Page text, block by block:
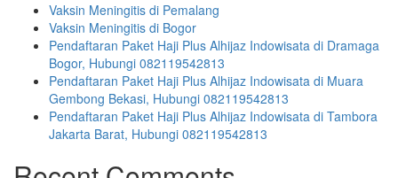
Vaksin Meningitis di Pemalang
Vaksin Meningitis di Bogor
Pendaftaran Paket Haji Plus Alhijaz Indowisata di Dramaga
Bogor, Hubungi 082119542813
Pendaftaran Paket Haji Plus Alhijaz Indowisata di Muara
Gembong Bekasi, Hubungi 082119542813
Pendaftaran Paket Haji Plus Alhijaz Indowisata di Tambora
Jakarta Barat, Hubungi 082119542813